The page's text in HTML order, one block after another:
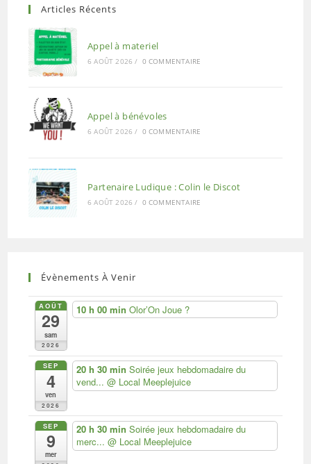
Articles Récents
Appel à materiel
6 AOÛT 2026 / 0 COMMENTAIRE
Appel à bénévoles
6 AOÛT 2026 / 0 COMMENTAIRE
Partenaire Ludique : Colin le Discot
6 AOÛT 2026 / 0 COMMENTAIRE
Évènements À Venir
AOÛT
29
sam
2026
10 h 00 min Olor’On Joue ?
SEP
4
ven
2026
20 h 30 min Soirée jeux hebdomadaire du
vend... @ Local Meeplejuice
SEP
9
mer
20 h 30 min Soirée jeux hebdomadaire du
merc... @ Local Meeplejuice